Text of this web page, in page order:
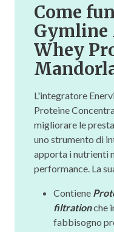
Come
Gymline
Whey
L'integratore
Proteine
migliorare le
uno strumento di
apporta i nutrienti
performance. La
Contiene
filtrationche
fabbisogno